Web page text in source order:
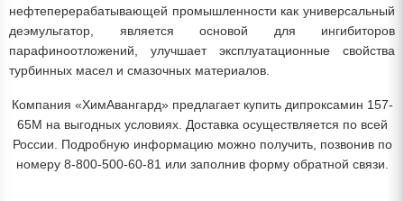
нефтеперерабатывающей промышленности как универсальный
деэмульгатор, является основой для ингибиторов
парафиноотложений, улучшает эксплуатационные свойства
турбинных масел и смазочных материалов.
Компания «ХимАвангард» предлагает купить дипроксамин 157-
65М на выгодных условиях. Доставка осуществляется по всей
России. Подробную информацию можно получить, позвонив по
номеру 8-800-500-60-81 или заполнив форму обратной связи.